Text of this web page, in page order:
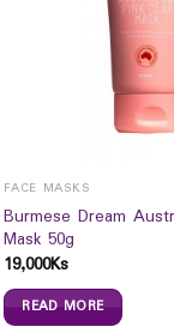
FACE MASKS
Burmese Dream
Mask 50g
19,000Ks
READ MORE